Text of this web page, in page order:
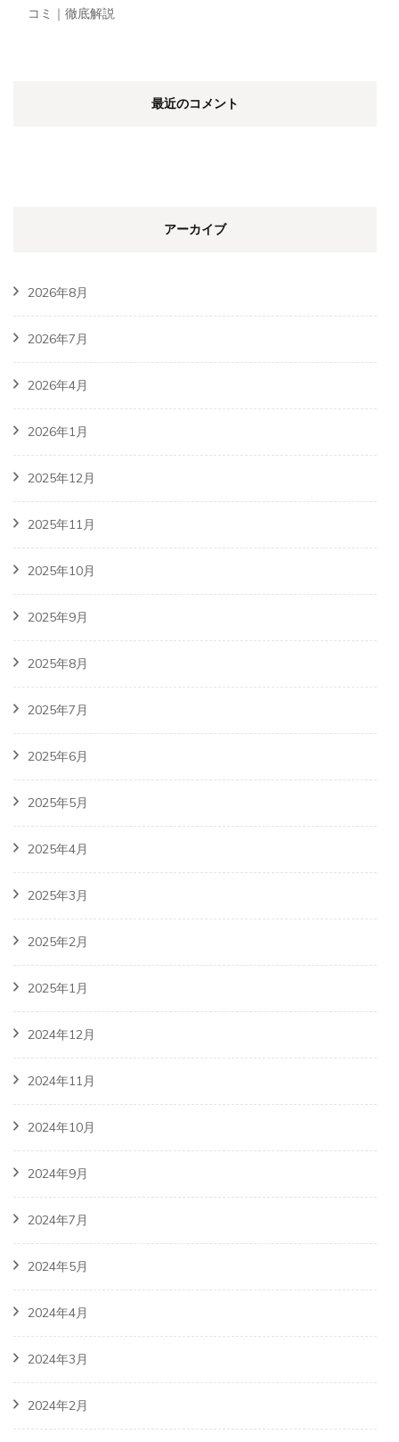
コミ｜徹底解説
最近のコメント
アーカイブ
2026年8月
2026年7月
2026年4月
2026年1月
2025年12月
2025年11月
2025年10月
2025年9月
2025年8月
2025年7月
2025年6月
2025年5月
2025年4月
2025年3月
2025年2月
2025年1月
2024年12月
2024年11月
2024年10月
2024年9月
2024年7月
2024年5月
2024年4月
2024年3月
2024年2月